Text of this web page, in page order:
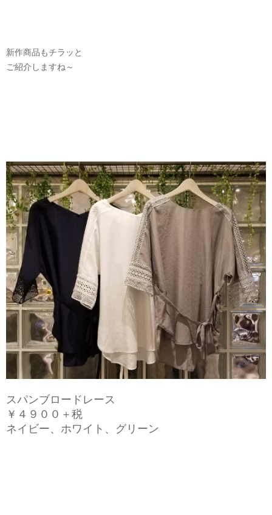
新作商品もチラッと
ご紹介しますね～
スパンブロードレース
￥４９００＋税
ネイビー、ホワイト、グリーン